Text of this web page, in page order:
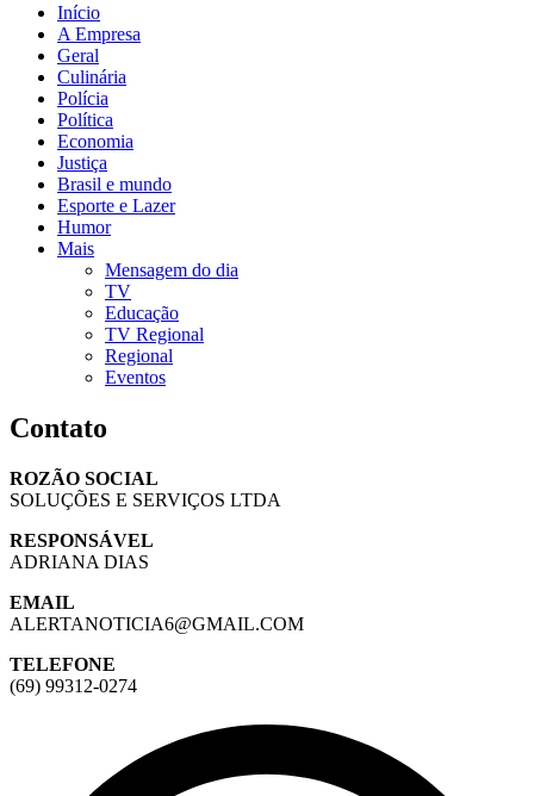
Início
A Empresa
Geral
Culinária
Polícia
Política
Economia
Justiça
Brasil e mundo
Esporte e Lazer
Humor
Mais
Mensagem do dia
TV
Educação
TV Regional
Regional
Eventos
Contato
ROZÃO SOCIAL
SOLUÇÕES E SERVIÇOS LTDA
RESPONSÁVEL
ADRIANA DIAS
EMAIL
ALERTANOTICIA6@GMAIL.COM
TELEFONE
(69) 99312-0274